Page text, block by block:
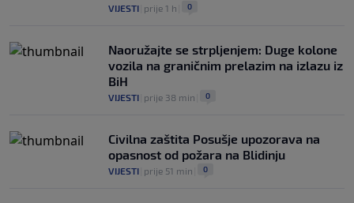
VIJESTI prije 1 h 0
Naoružajte se strpljenjem: Duge kolone
vozila na graničnim prelazim na izlazu iz
BiH
VIJESTI prije 38 min 0
Civilna zaštita Posušje upozorava na
opasnost od požara na Blidinju
VIJESTI prije 51 min 0